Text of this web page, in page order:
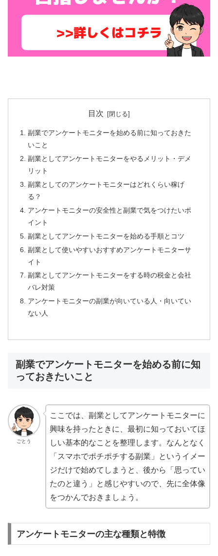
目次
副業でアンケートモニターを始める前に知っておきた
いこと
副業としてアンケートモニターをやるメリット・デメ
リット
副業としてのアンケートモニターはどれくらい稼げ
る？
アンケートモニターの安全性と副業で気をつけたいポ
イント
副業としてアンケートモニターを始める手順とコツ
副業として使いやすいおすすめアンケートモニターサ
イト
副業としてアンケートモニターをする時の税金と会社
バレ対策
アンケートモニターの副業が向いている人・向いてい
ない人
副業でアンケートモニターを始める前に知
っておきたいこと
ごとう
ここでは、副業としてアンケートモニターに
興味を持ったときに、最初に知っておいてほ
しい基本的なことを整理します。なんとなく
「スマホでポチポチする副業」というイメー
ジだけで始めてしまうと、後から「思ってい
たのと違う」と感じやすいので、先に全体像
をつかんでおきましょう。
アンケートモニターの主な種類と特徴